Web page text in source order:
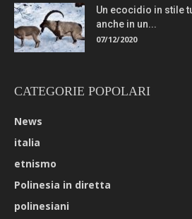
Un ecocidio in stile
anche in un...
07/12/2020
CATEGORIE POPOLARI
News
italia
etnismo
Polinesia in diretta
polinesiani